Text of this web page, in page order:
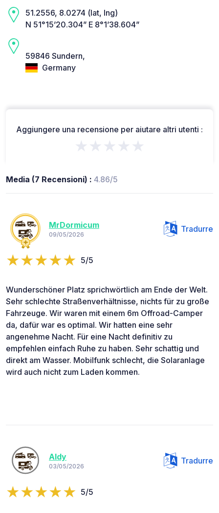
51.2556, 8.0274 (lat, lng)
N 51°15’20.304” E 8°1’38.604”
59846 Sundern,
Germany
Aggiungere una recensione per aiutare altri utenti :
★★★★★
Media (7 Recensioni) : 4.86/5
MrDormicum
09/05/2026
Tradurre
5/5
Wunderschöner Platz sprichwörtlich am Ende der Welt.
Sehr schlechte Straßenverhältnisse, nichts für zu große
Fahrzeuge. Wir waren mit einem 6m Offroad-Camper
da, dafür war es optimal. Wir hatten eine sehr
angenehme Nacht. Für eine Nacht definitiv zu
empfehlen einfach Ruhe zu haben. Sehr schattig und
direkt am Wasser. Mobilfunk schlecht, die Solaranlage
wird auch nicht zum Laden kommen.
Aldy
03/05/2026
Tradurre
5/5